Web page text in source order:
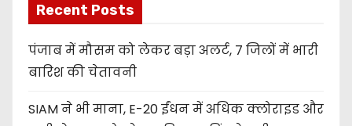
Recent Posts
पंजाब में मौसम को लेकर बड़ा अलर्ट, 7 जिलों में भारी
बारिश की चेतावनी
SIAM ने भी माना, E-20 ईंधन में अधिक क्लोराइड और